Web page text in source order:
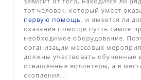
тот человек, который умеет
первую помощь, и имеется ли
оказания помощи пусть самое
необходимое оборудование.
организации массовых
должны участвовать обученные
оснащённые волонтеры, а в
скопления...